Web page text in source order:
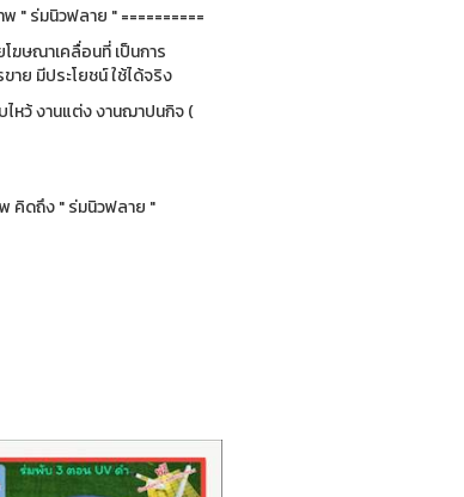
" ร่มนิวฟลาย " ==========
ฆษณาเคลื่อนที่ เป็นการ
าย มีประโยชน์ ใช้ได้จริง
ไหว้ งานแต่ง งานฌาปนกิจ (
คิดถึง " ร่มนิวฟลาย "